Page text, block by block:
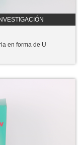
INVESTIGACIÓN
en forma de U